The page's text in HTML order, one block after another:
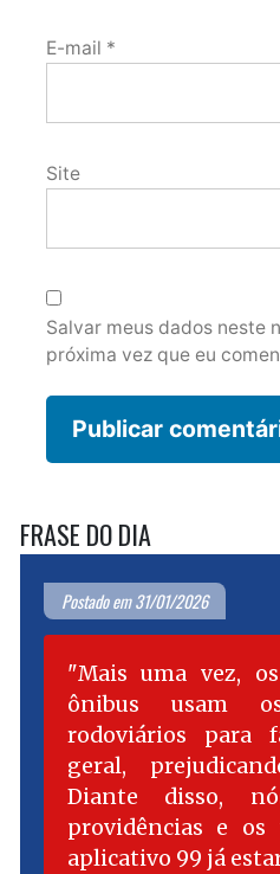
E-mail *
Site
Salvar meus dados neste
próxima vez que eu
FRASE DO DIA
Postado em 31/01/2026
Mais uma vez,
ônibus usam
rodoviários para
geral,
Diante disso,
providências e os
aplicativo 99 já